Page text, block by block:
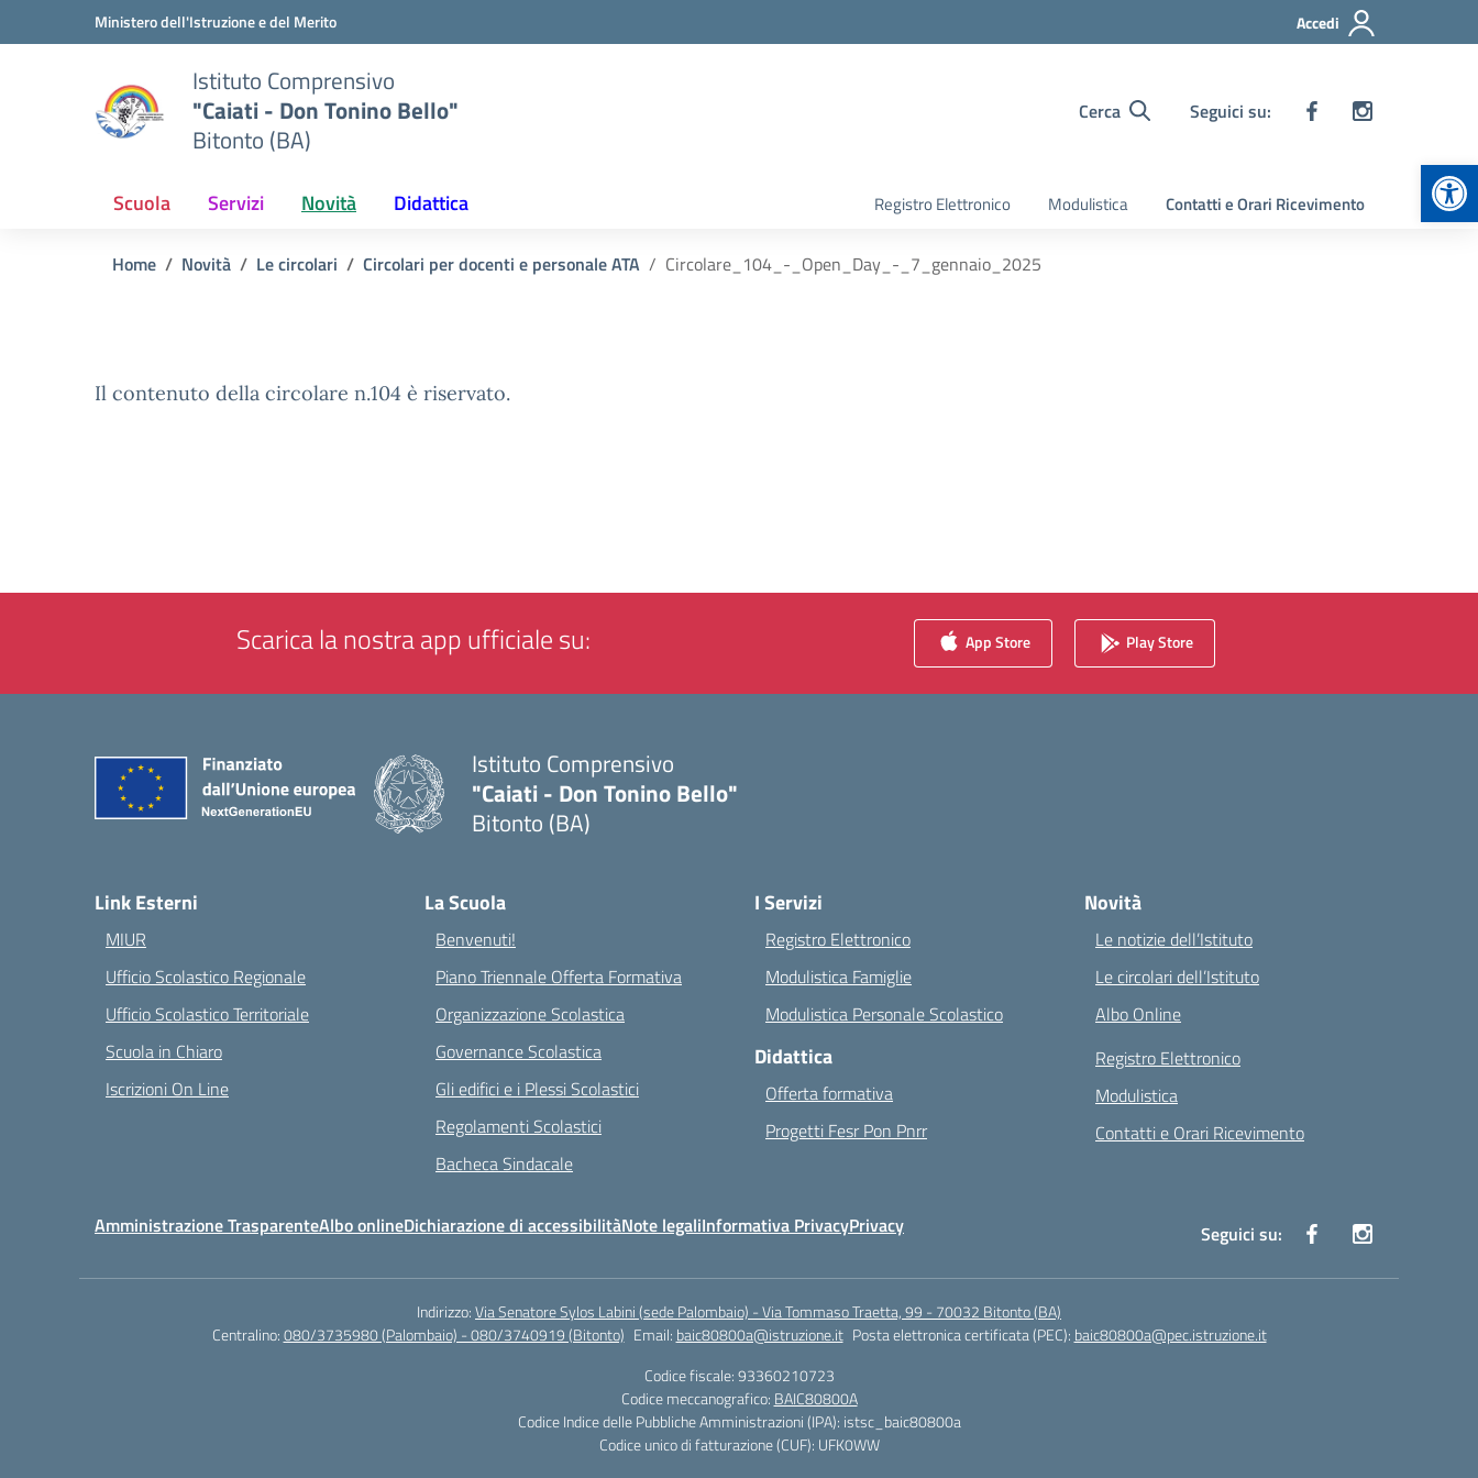
Vai ai contenuti
Vai al menu di navigazioneMinistero dell'Istruzione e del Merito Accedi
Istituto Comprensivo
"Caiati - Don Tonino Bello"
Bitonto (BA)
Cerca Seguici su:
Scuola Servizi Novità Didattica Registro Elettronico Modulistica Contatti e Orari Ricevimento
Home Novità Le circolari Circolari per docenti e personale ATA Circolare_104_-_Open_Day_-_7_gennaio_2025
Il contenuto della circolare n.104 è riservato.
Scarica la nostra app ufficiale su: App Store Play Store
Istituto Comprensivo
"Caiati - Don Tonino Bello"
Bitonto (BA)
Link Esterni
MIUR
Ufficio Scolastico Regionale
Ufficio Scolastico Territoriale
Scuola in Chiaro
Iscrizioni On Line
La Scuola
Benvenuti!
Piano Triennale Offerta Formativa
Organizzazione Scolastica
Governance Scolastica
Gli edifici e i Plessi Scolastici
Regolamenti Scolastici
Bacheca Sindacale
I Servizi
Registro Elettronico
Modulistica Famiglie
Modulistica Personale Scolastico
Didattica
Offerta formativa
Progetti Fesr Pon Pnrr
Novità
Le notizie dell’Istituto
Le circolari dell’Istituto
Albo Online
Registro Elettronico
Modulistica
Contatti e Orari Ricevimento
Amministrazione TrasparenteAlbo onlineDichiarazione di accessibilitàNote legaliInformativa PrivacyPrivacy Seguici su:
Indirizzo:Via Senatore Sylos Labini (sede Palombaio) - Via Tommaso Traetta, 99 - 70032 Bitonto (BA)
Centralino:080/3735980 (Palombaio) - 080/3740919 (Bitonto) Email: baic80800a@istruzione.it Posta elettronica certificata (PEC): baic80800a@pec.istruzione.it
Codice fiscale: 93360210723
Codice meccanografico: BAIC80800A
Codice Indice delle Pubbliche Amministrazioni (IPA): istsc_baic80800a
Codice unico di fatturazione (CUF): UFK0WW